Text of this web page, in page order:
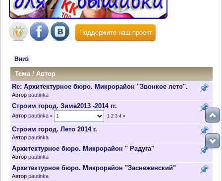
Поддержите наш проект
Вниз
Тема/Автор
Re: Архитектурное бюро. Микрорайон "Звонкое лето".
Автор pautinka
Строим город. Зима2013 -2014 гг.
Автор pautinka « 1 2 3 4»
Строим город. Лето 2014 г.
Автор pautinka
Архитектурное бюро. Микрорайон " Радуга"
Автор pautinka
Архитектурное бюро. Микрорайон "Заснеженский"
Автор pautinka